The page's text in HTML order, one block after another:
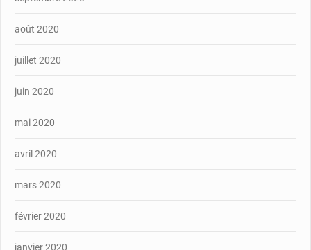
août 2020
juillet 2020
juin 2020
mai 2020
avril 2020
mars 2020
février 2020
janvier 2020